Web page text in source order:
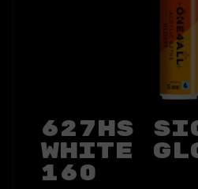
627HS
White
160